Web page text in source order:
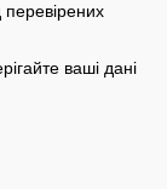
перевірених
ваші дані